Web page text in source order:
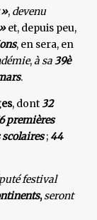
», devenu
et, depuis peu,
, en sera, en
,à sa39è
.
, dont32
premières
scolaires; 44
festival
,seront